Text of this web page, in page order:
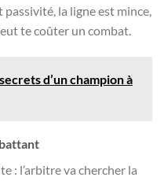
la ligne est mince,
te coûter un combat.
d’un champion à
: l’arbitre va chercher la